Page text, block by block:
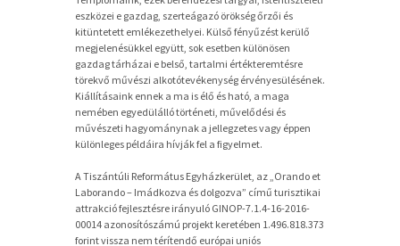
eszközei e gazdag, szerteágazó örökség őrzői és
kitüntetett emlékezethelyei. Külső fényűzést kerülő
megjelenésükkel együtt, sok esetben különösen
gazdag tárházai e belső, tartalmi értékteremtésre
törekvő művészi alkotótevékenység érvényesülésének.
Kiállításaink ennek a ma is élő és ható, a maga
nemében egyedülálló történeti, művelődési és
művészeti hagyománynak a jellegzetes vagy éppen
különleges példáira hívják fel a figyelmet.
A Tiszántúli Református Egyházkerület, az „Orando et
Laborando – Imádkozva és dolgozva” című turisztikai
attrakció fejlesztésre irányuló GINOP-7.1.4-16-2016-
00014 azonosítószámú projekt keretében 1.496.818.373
forint vissza nem térítendő európai uniós